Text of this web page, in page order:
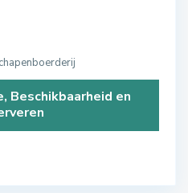
Beschikbaarheid en